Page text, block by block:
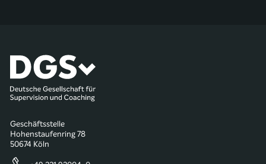
Geschäftsstelle
Hohenstaufenring 78
50674 Köln